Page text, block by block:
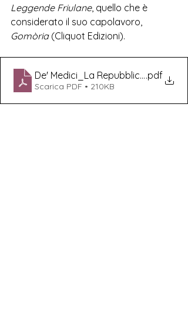
Leggende Friulane, quello che è
considerato il suo capolavoro,
Gomòria (Cliquot Edizioni).
De' Medici_La Repubblica.pdf
Scarica PDF • 210KB